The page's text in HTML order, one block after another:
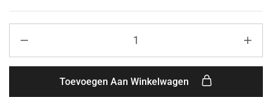
Toevoegen Aan Winkelwagen